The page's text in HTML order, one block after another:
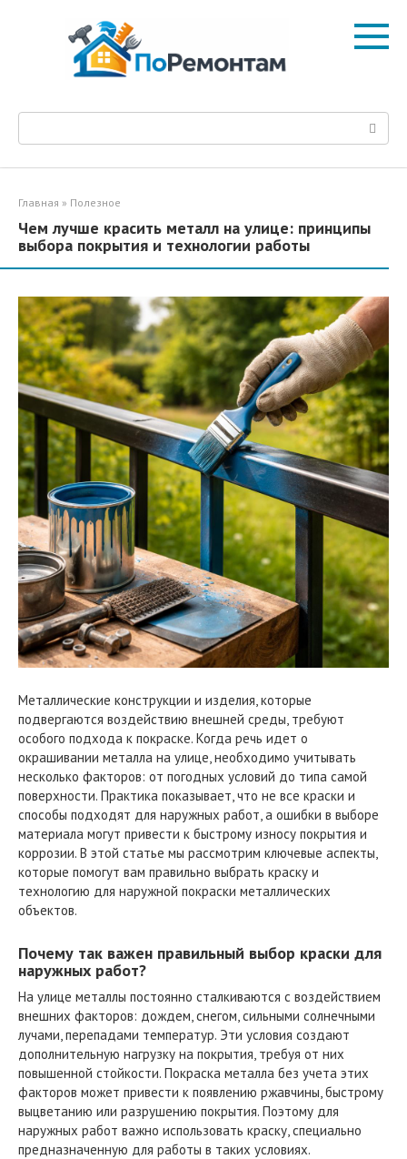
Поиск:
Главная » Полезное
Чем лучше красить металл на улице: принципы
выбора покрытия и технологии работы
Металлические конструкции и изделия, которые
подвергаются воздействию внешней среды, требуют
особого подхода к покраске. Когда речь идет о
окрашивании металла на улице, необходимо учитывать
несколько факторов: от погодных условий до типа самой
поверхности. Практика показывает, что не все краски и
способы подходят для наружных работ, а ошибки в выборе
материала могут привести к быстрому износу покрытия и
коррозии. В этой статье мы рассмотрим ключевые аспекты,
которые помогут вам правильно выбрать краску и
технологию для наружной покраски металлических
объектов.
Почему так важен правильный выбор краски для
наружных работ?
На улице металлы постоянно сталкиваются с воздействием
внешних факторов: дождем, снегом, сильными солнечными
лучами, перепадами температур. Эти условия создают
дополнительную нагрузку на покрытия, требуя от них
повышенной стойкости. Покраска металла без учета этих
факторов может привести к появлению ржавчины, быстрому
выцветанию или разрушению покрытия. Поэтому для
наружных работ важно использовать краску, специально
предназначенную для работы в таких условиях.